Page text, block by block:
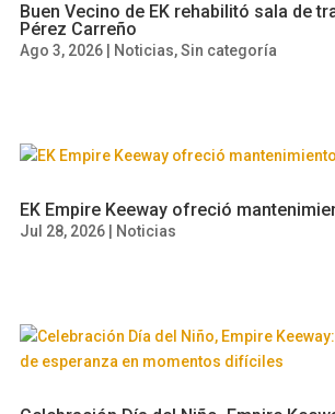
Buen Vecino de EK rehabilitó sala de
Pérez Carreño
Ago 3, 2026 Noticias,Sin categoría
EK Empire Keeway ofreció
Jul 28, 2026 Noticias